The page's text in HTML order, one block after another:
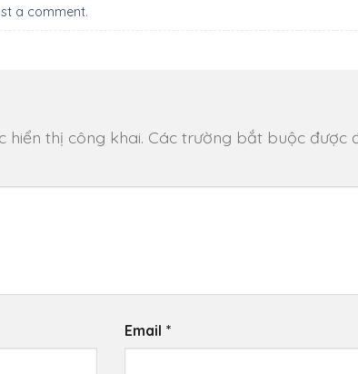
a comment.
hiển thị công khai. Các trường bắt buộc được
Email*